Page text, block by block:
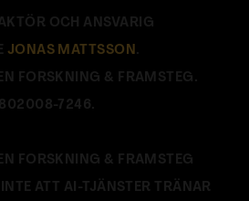
OCH ANSVARIG
JONAS MATTSSON.
FORSKNING & FRAMSTEG.
7246.
FORSKNING & FRAMSTEG
INTE ATT AI-TJÄNSTER TRÄNAR